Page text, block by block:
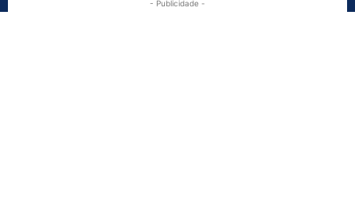
- Publicidade -